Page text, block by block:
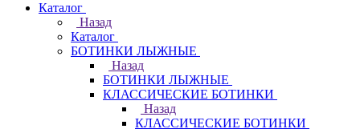
Каталог
Назад
Каталог
БОТИНКИ ЛЫЖНЫЕ
Назад
БОТИНКИ ЛЫЖНЫЕ
КЛАССИЧЕСКИЕ БОТИНКИ
Назад
КЛАССИЧЕСКИЕ БОТИНКИ